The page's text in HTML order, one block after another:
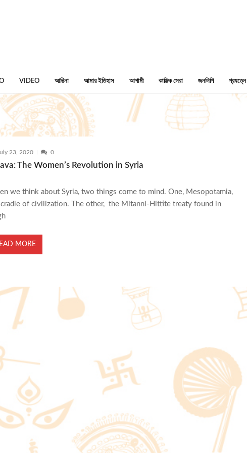
VIDEO আঙিনা আমার ইতিহাস আগামী কাঞ্জিক সেরা জনলিপি প্রযত্নে
23, 2020 0
The Women’s Revolution in Syria
we think about Syria, two things come to mind. One, Mesopotamia,
of civilization. The other, the Mitanni-Hittite treaty found in
MORE